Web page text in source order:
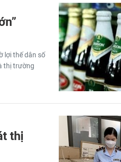
lợi thế dân số
thị trường
thị